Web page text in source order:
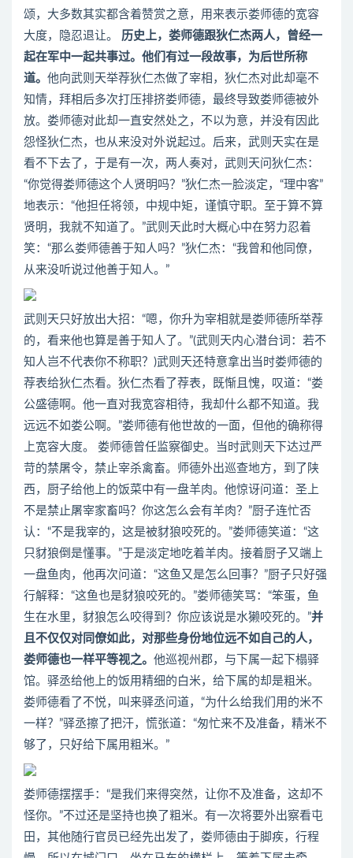
颂，大多数其实都含着赞赏之意，用来表示娄师德的宽容
大度，隐忍退让。 历史上，娄师德跟狄仁杰两人，曾经一
起在军中一起共事过。他们有过一段故事，为后世所称
道。 他向武则天举荐狄仁杰做了宰相，狄仁杰对此却毫不
知情，拜相后多次打压排挤娄师德，最终导致娄师德被外
放。娄师德对此却一直安然处之，不以为意，并没有因此
怨怪狄仁杰，也从来没对外说起过。后来，武则天实在是
看不下去了，于是有一次，两人奏对，武则天问狄仁杰：
“你觉得娄师德这个人贤明吗？”狄仁杰一脸淡定，“理中客”
地表示：“他担任将领，中规中矩，谨慎守职。至于算不算
贤明，我就不知道了。”武则天此时大概心中在努力忍着
笑：“那么娄师德善于知人吗？”狄仁杰：“我曾和他同僚，
从来没听说过他善于知人。”
武则天只好放出大招：“嗯，你升为宰相就是娄师德所举荐
的，看来他也算是善于知人了。”(武则天内心潜台词：若不
知人岂不代表你不称职？)武则天还特意拿出当时娄师德的
荐表给狄仁杰看。狄仁杰看了荐表，既惭且愧，叹道：“娄
公盛德啊。他一直对我宽容相待，我却什么都不知道。我
远远不如娄公啊。”娄师德有他世故的一面，但他的确称得
上宽容大度。 娄师德曾任监察御史。当时武则天下达过严
苛的禁屠令，禁止宰杀禽畜。师德外出巡查地方，到了陕
西，厨子给他上的饭菜中有一盘羊肉。他惊讶问道：圣上
不是禁止屠宰家畜吗？你这怎么会有羊肉？”厨子连忙否
认：“不是我宰的，这是被豺狼咬死的。”娄师德笑道：“这
只豺狼倒是懂事。”于是淡定地吃着羊肉。接着厨子又端上
一盘鱼肉，他再次问道：“这鱼又是怎么回事？”厨子只好强
行解释：“这鱼也是豺狼咬死的。”娄师德笑骂：“笨蛋，鱼
生在水里，豺狼怎么咬得到？你应该说是水獭咬死的。”并
且不仅仅对同僚如此，对那些身份地位远不如自己的人，
娄师德也一样平等视之。 他巡视州郡，与下属一起下榻驿
馆。驿丞给他上的饭用精细的白米，给下属的却是粗米。
娄师德看了不悦，叫来驿丞问道，“为什么给我们用的米不
一样？”驿丞擦了把汗，慌张道：“匆忙来不及准备，精米不
够了，只好给下属用粗米。”
娄师德摆摆手：“是我们来得突然，让你不及准备，这却不
怪你。”不过还是坚持也换了粗米。有一次将要外出察看屯
田，其他随行官员已经先出发了，娄师德由于脚疾，行程